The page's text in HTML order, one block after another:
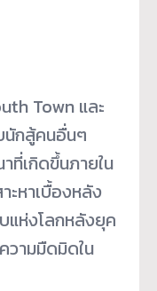
Town และ
นักสู้คนอื่นๆ
ที่เกิดขึ้นภายใน
ะหาเบื้องหลัง
บแห่งโลกหลังยุค
วามมืดมิดใน​